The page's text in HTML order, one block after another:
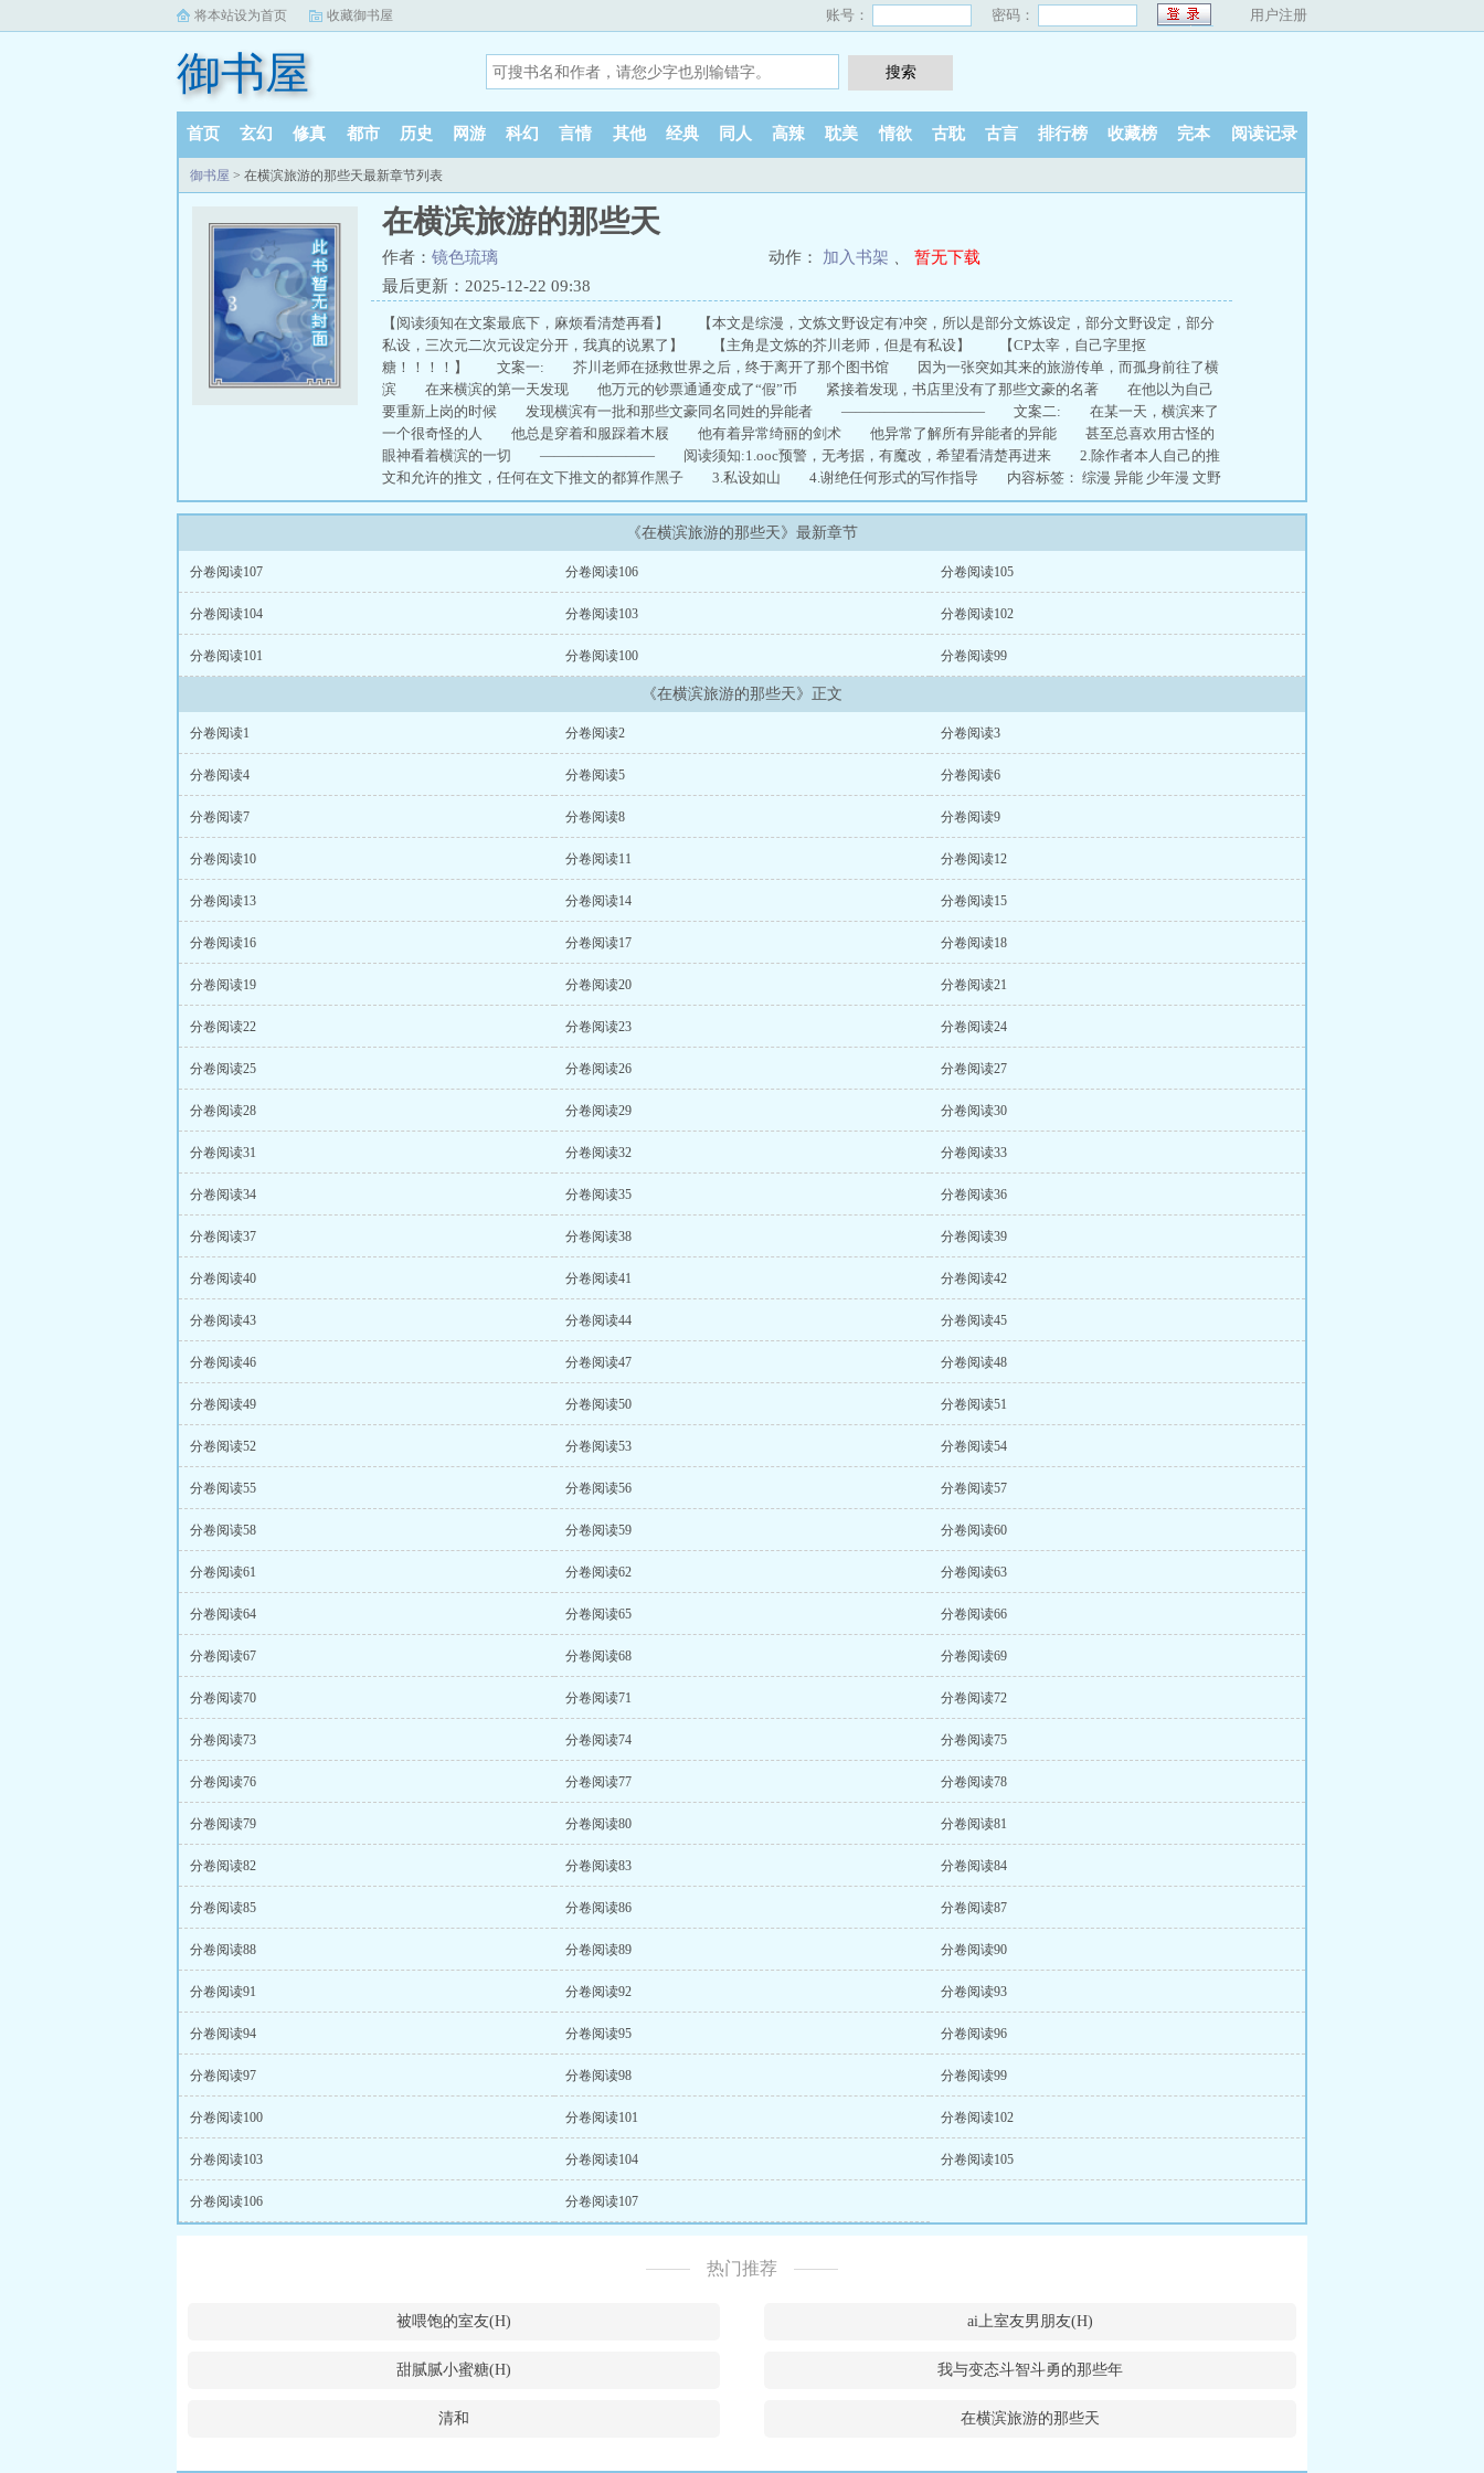
将本站设为首页 收藏御书屋 账号： 密码： 用户注册
御书屋
首页 玄幻 修真 都市 历史 网游 科幻 言情 其他 经典 同人 高辣 耽美 情欲 古耽 古言 排行榜 收藏榜 完本 阅读记录
御书屋 > 在横滨旅游的那些天最新章节列表
在横滨旅游的那些天
作者： 镜色琉璃 动作： 加入书架
暂无下载
最后更新：2025-12-22 09:38
【阅读须知在文案最底下，麻烦看清楚再看】 【本文是综漫，文炼文野设定有冲突，所以是部分文炼设定，部分文野设定，部分
私设，三次元二次元设定分开，我真的说累了】 【主角是文炼的芥川老师，但是有私设】 【CP太宰，自己字里抠
糖！！！！】 文案一: 芥川老师在拯救世界之后，终于离开了那个图书馆 因为一张突如其来的旅游传单，而孤身前往了横
滨 在来横滨的第一天发现 他万元的钞票通通变成了“假”币 紧接着发现，书店里没有了那些文豪的名著 在他以为自己
要重新上岗的时候 发现横滨有一批和那些文豪同名同姓的异能者 —————————— 文案二: 在某一天，横滨来了
一个很奇怪的人 他总是穿着和服踩着木屐 他有着异常绮丽的剑术 他异常了解所有异能者的异能 甚至总喜欢用古怪的
眼神看着横滨的一切 ———————— 阅读须知:1.ooc预警，无考据，有魔改，希望看清楚再进来 2.除作者本人自己的推
文和允许的推文，任何在文下推文的都算作黑子 3.私设如山 4.谢绝任何形式的写作指导 内容标签： 综漫 异能 少年漫 文野
《在横滨旅游的那些天》最新章节
分卷阅读107 分卷阅读106 分卷阅读105
分卷阅读104 分卷阅读103 分卷阅读102
分卷阅读101 分卷阅读100 分卷阅读99
《在横滨旅游的那些天》正文
分卷阅读1 分卷阅读2 分卷阅读3
分卷阅读4 分卷阅读5 分卷阅读6
分卷阅读7 分卷阅读8 分卷阅读9
分卷阅读10 分卷阅读11 分卷阅读12
分卷阅读13 分卷阅读14 分卷阅读15
分卷阅读16 分卷阅读17 分卷阅读18
分卷阅读19 分卷阅读20 分卷阅读21
分卷阅读22 分卷阅读23 分卷阅读24
分卷阅读25 分卷阅读26 分卷阅读27
分卷阅读28 分卷阅读29 分卷阅读30
分卷阅读31 分卷阅读32 分卷阅读33
分卷阅读34 分卷阅读35 分卷阅读36
分卷阅读37 分卷阅读38 分卷阅读39
分卷阅读40 分卷阅读41 分卷阅读42
分卷阅读43 分卷阅读44 分卷阅读45
分卷阅读46 分卷阅读47 分卷阅读48
分卷阅读49 分卷阅读50 分卷阅读51
分卷阅读52 分卷阅读53 分卷阅读54
分卷阅读55 分卷阅读56 分卷阅读57
分卷阅读58 分卷阅读59 分卷阅读60
分卷阅读61 分卷阅读62 分卷阅读63
分卷阅读64 分卷阅读65 分卷阅读66
分卷阅读67 分卷阅读68 分卷阅读69
分卷阅读70 分卷阅读71 分卷阅读72
分卷阅读73 分卷阅读74 分卷阅读75
分卷阅读76 分卷阅读77 分卷阅读78
分卷阅读79 分卷阅读80 分卷阅读81
分卷阅读82 分卷阅读83 分卷阅读84
分卷阅读85 分卷阅读86 分卷阅读87
分卷阅读88 分卷阅读89 分卷阅读90
分卷阅读91 分卷阅读92 分卷阅读93
分卷阅读94 分卷阅读95 分卷阅读96
分卷阅读97 分卷阅读98 分卷阅读99
分卷阅读100 分卷阅读101 分卷阅读102
分卷阅读103 分卷阅读104 分卷阅读105
分卷阅读106 分卷阅读107
热门推荐
被喂饱的室友(H) ai上室友男朋友(H)
甜腻腻小蜜糖(H) 我与变态斗智斗勇的那些年
清和 在横滨旅游的那些天